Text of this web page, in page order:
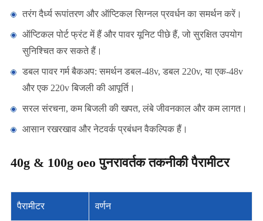
तरंग दैर्ध्य रूपांतरण और ऑप्टिकल सिग्नल प्रवर्धन का समर्थन करें।
ऑप्टिकल पोर्ट फ्रंट में हैं और पावर यूनिट पीछे हैं, जो सुरक्षित उपयोग
सुनिश्चित कर सकते हैं।
डबल पावर गर्म बैकअप: समर्थन डबल-48v, डबल 220v, या एक-48v
और एक 220v बिजली की आपूर्ति।
सरल संरचना, कम बिजली की खपत, लंबे जीवनकाल और कम लागत।
आसान रखरखाव और नेटवर्क प्रबंधन वैकल्पिक हैं।
40g & 100g oeo पुनरावर्तक तकनीकी पैरामीटर
पैरामीटर वर्णन